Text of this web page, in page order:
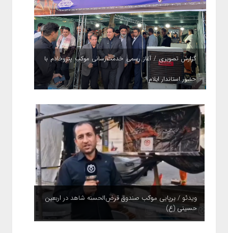
گزارش تصویری / آغاز رسمی خدمت‌رسانی موکب پتروخادم با
حضور استاندار ایلام
ویدئو / برپایی موکب صندوق قرض‌الحسنه شاهد در اربعین
حسینی (ع)